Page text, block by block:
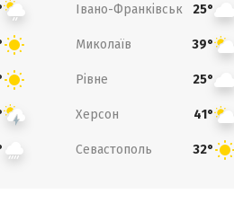
Івано-Франківськ 25°
Миколаїв 39°
Рівне 25°
Херсон 41°
Севастополь 32°